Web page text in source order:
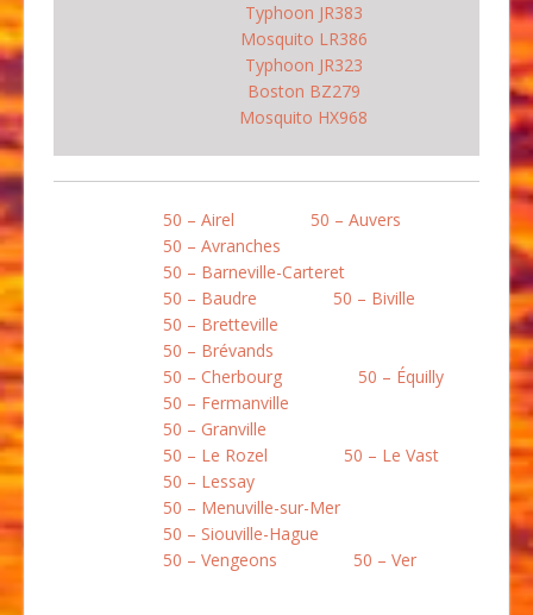
Typhoon JR383
Mosquito LR386
Typhoon JR323
Boston BZ279
Mosquito HX968
50 – Airel
50 – Auvers
50 – Avranches
50 – Barneville-Carteret
50 – Baudre
50 – Biville
50 – Bretteville
50 – Brévands
50 – Cherbourg
50 – Équilly
50 – Fermanville
50 – Granville
50 – Le Rozel
50 – Le Vast
50 – Lessay
50 – Menuville-sur-Mer
50 – Siouville-Hague
50 – Vengeons
50 – Ver